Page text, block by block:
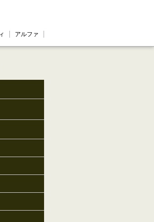
アルファ